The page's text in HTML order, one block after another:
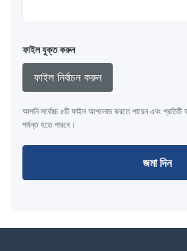
ফাইল যুক্ত করুন
ফাইল নির্বাচন করুন
আপনি সর্বোচ্চ ৫টি ফাইল আপলোড করতে পারেন এবং
পর্যন্ত হতে পারবে।
জমা দিন